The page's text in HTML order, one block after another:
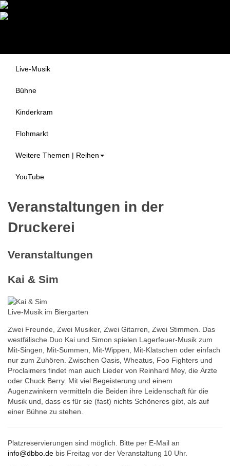
Themen
Live-Musik
Bühne
Kinderkram
Flohmarkt
Weitere Themen | Reihen
YouTube
Veranstaltungen in der
Druckerei
Veranstaltungen
Kai & Sim
Live-Musik im Biergarten
Zwei Freunde, Zwei Musiker, Zwei Gitarren, Zwei Stimmen. Das
westfälische Duo Kai und Simon spielen Lagerfeuer-Musik zum
Mit-Singen, Mit-Summen, Mit-Wippen, Mit-Klatschen oder einfach
nur zum Zuhören. Zwischen Oasis, Wheatus, Foo Fighters und
Proclaimers findet man auch Lieder von Reinhard Mey, die Ärzte
oder Chuck Berry. Mit viel Begeisterung und einem
Augenzwinkern vermitteln die Beiden ihre Leidenschaft für die
Musik und, dass es für sie (fast) nichts Schöneres gibt, als auf
einer Bühne zu stehen.
Platzreservierungen sind möglich. Bitte per E-Mail an
info@dbbo.de bis Freitag vor der Veranstaltung 10 Uhr.